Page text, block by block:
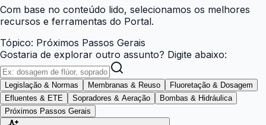
Com base no conteúdo lido, selecionamos os melhores
recursos e ferramentas do Portal.
Tópico: Próximos Passos Gerais
Gostaria de explorar outro assunto? Digite abaixo:
Legislação & Normas Membranas & Reuso
Fluoretação & Dosagem
Efluentes & ETE
Sopradores & Aeração
Bombas & Hidráulica
Próximos Passos Gerais